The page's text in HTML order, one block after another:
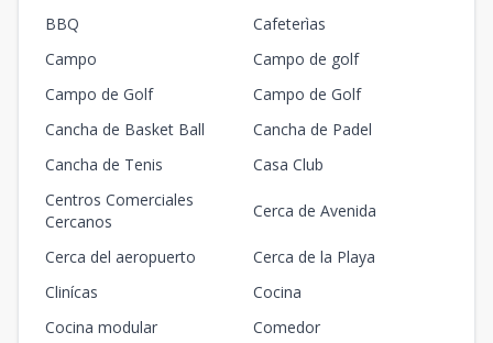
BBQ
Cafeterìas
Campo
Campo de golf
Campo de Golf
Campo de Golf
Cancha de Basket Ball
Cancha de Padel
Cancha de Tenis
Casa Club
Centros Comerciales
Cercanos
Cerca de Avenida
Cerca del aeropuerto
Cerca de la Playa
Clinícas
Cocina
Cocina modular
Comedor